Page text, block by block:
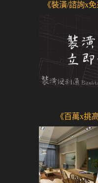
《裝潢/諮詢x
《百萬x挑